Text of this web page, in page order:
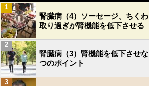
腎臓病（4）ソーセージ、ちく
取り過ぎが腎機能を低下させる
1
腎臓病（3）腎機能を低下させ
つのポイント
2
3